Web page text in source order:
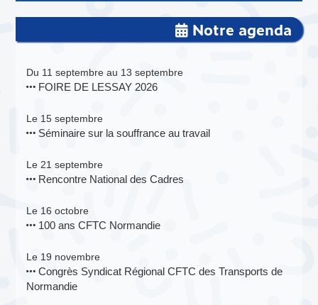
Notre agenda
Du 11 septembre au 13 septembre
FOIRE DE LESSAY 2026
Le 15 septembre
Séminaire sur la souffrance au travail
Le 21 septembre
Rencontre National des Cadres
Le 16 octobre
100 ans CFTC Normandie
Le 19 novembre
Congrès Syndicat Régional CFTC des Transports de
Normandie